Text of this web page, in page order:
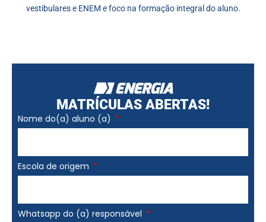
vestibulares e ENEM e foco na formação integral do aluno.
MATRÍCULAS ABERTAS!
Nome do(a) aluno (a)
Escola de origem
Whatsapp do (a) responsável